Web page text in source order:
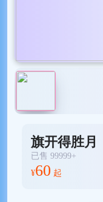
旗开得胜月
已售 99999+
¥60 起